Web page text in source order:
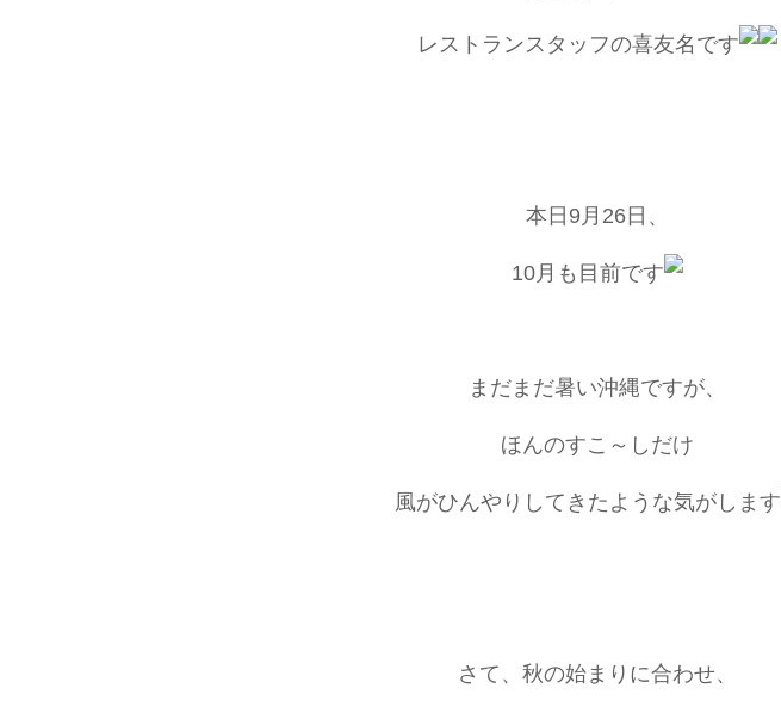
レストランスタッフの喜友名です
本日9月26日、
10月も目前です
まだまだ暑い沖縄ですが、
ほんのすこ～しだけ
風がひんやりしてきたような気がします
さて、秋の始まりに合わせ、